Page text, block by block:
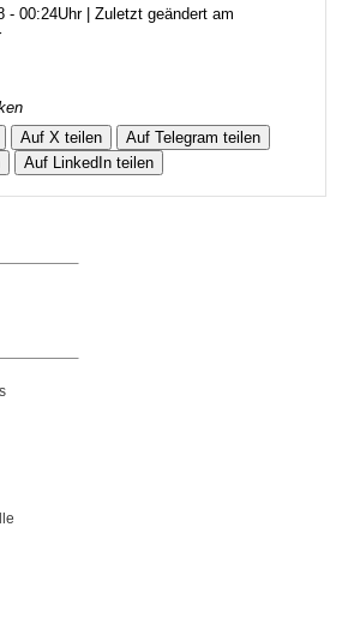
- 00:24Uhr | Zuletzt geändert am
Auf X teilen
Auf Telegram teilen
Auf LinkedIn teilen